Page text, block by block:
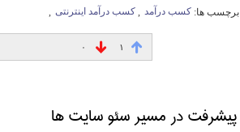
برچسب ها: کسب درآمد کسب درآمد اینترنتی
۱ ۰